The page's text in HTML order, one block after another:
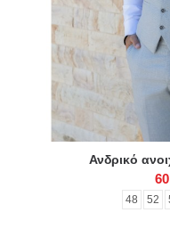
Ανδρικό
48 52